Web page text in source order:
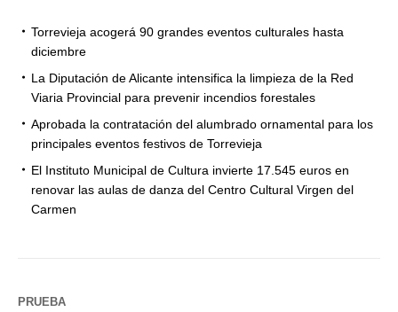
Torrevieja acogerá 90 grandes eventos culturales hasta
diciembre
La Diputación de Alicante intensifica la limpieza de la Red
Viaria Provincial para prevenir incendios forestales
Aprobada la contratación del alumbrado ornamental para los
principales eventos festivos de Torrevieja
El Instituto Municipal de Cultura invierte 17.545 euros en
renovar las aulas de danza del Centro Cultural Virgen del
Carmen
PRUEBA